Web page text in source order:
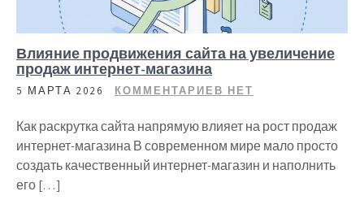
Влияние продвижения сайта на увеличение
продаж интернет-магазина
5 МАРТА 2026 КОММЕНТАРИЕВ НЕТ
Как раскрутка сайта напрямую влияет на рост продаж
интернет-магазина В современном мире мало просто
создать качественный интернет-магазин и наполнить
его […]